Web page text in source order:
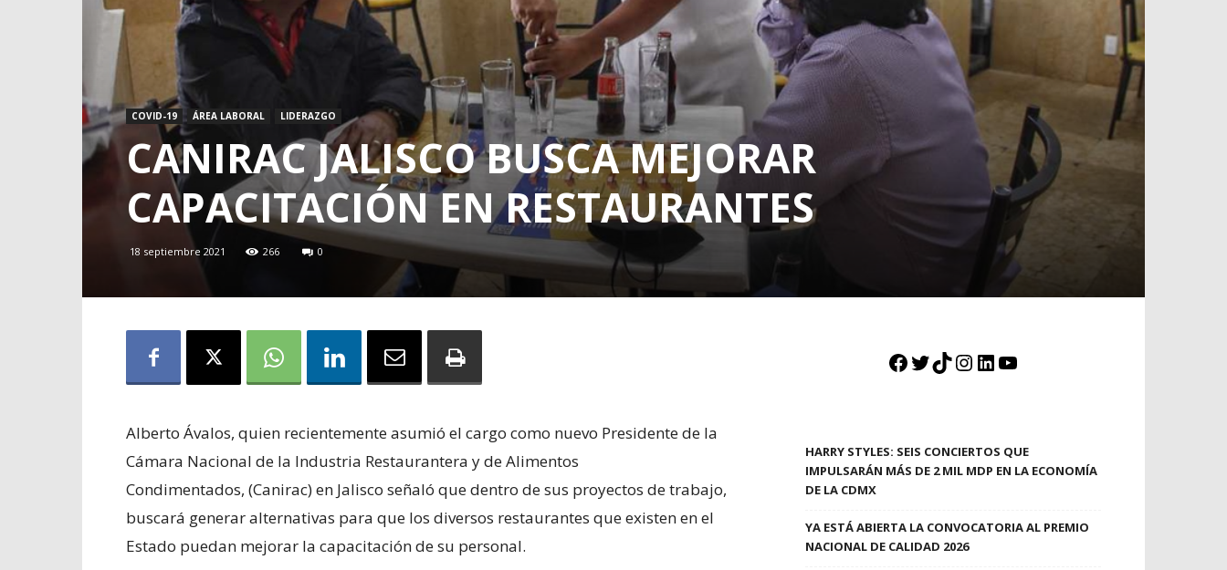
COVID-19 ÁREA LABORAL LIDERAZGO
CANIRAC JALISCO BUSCA MEJORAR
CAPACITACIÓN EN RESTAURANTES
18 septiembre 2021 266 0
Alberto Ávalos, quien recientemente asumió el cargo como nuevo Presidente de la
Cámara Nacional de la Industria Restaurantera y de Alimentos
Condimentados, (Canirac) en Jalisco señaló que dentro de sus proyectos de trabajo,
buscará generar alternativas para que los diversos restaurantes que existen en el
Estado puedan mejorar la capacitación de su personal.
Facebook
Twitter
TikTok
Instagram
LinkedIn
YouTube
HARRY STYLES: SEIS CONCIERTOS QUE
IMPULSARÁN MÁS DE 2 MIL MDP EN LA ECONOMÍA
DE LA CDMX
YA ESTÁ ABIERTA LA CONVOCATORIA AL PREMIO
NACIONAL DE CALIDAD 2026